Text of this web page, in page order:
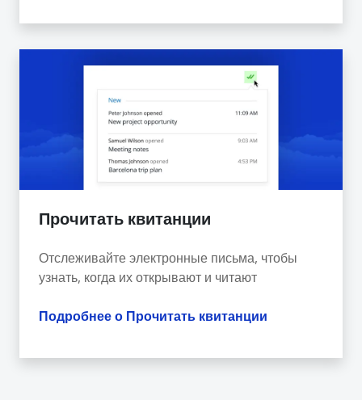
Прочитать квитанции
Отслеживайте электронные письма, чтобы
узнать, когда их открывают и читают
Подробнее о Прочитать квитанции